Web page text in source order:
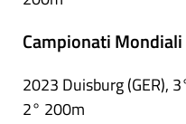
Campionati Mondiali
2023 Duisburg (GER),
2° 200m